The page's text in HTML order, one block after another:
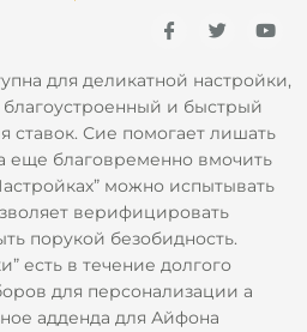
I
c
n
-
f
a
c
e
b
o
o
k
T
w
t
t
e
r
Y
o
t
u
e
для деликатной настройки,
и быстрый
Сие помогает лишать
еще благовременно вмочить
можно испытывать
верифицировать
порукой безобидность.
есть в течение долгого
для персонализации а
адденда для Айфона